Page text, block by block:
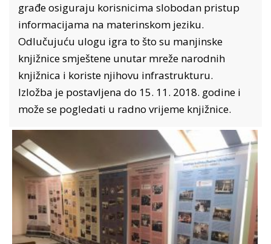
građe osiguraju korisnicima slobodan pristup
informacijama na materinskom jeziku.
Odlučujuću ulogu igra to što su manjinske
knjižnice smještene unutar mreže narodnih
knjižnica i koriste njihovu infrastrukturu.
Izložba je postavljena do 15. 11. 2018. godine i
može se pogledati u radno vrijeme knjižnice.